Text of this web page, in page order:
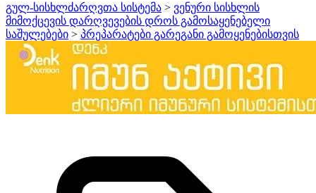
გულ-სისხლძარღვთა სისტემა > ვენური სისხლის
მიმოქცევის დარღვევების დროს გამოსაყენებელი
საშულებები > პრეპარატები გარეგანი გამოყენებისთვის